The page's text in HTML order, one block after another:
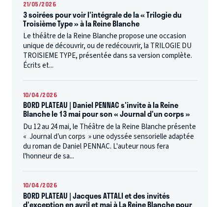
21/05/2026
3 soirées pour voir l'intégrale de la « Trilogie du
Troisième Type » à la Reine Blanche
Le théâtre de la Reine Blanche propose une occasion
unique de découvrir, ou de redécouvrir, la TRILOGIE DU
TROISIEME TYPE, présentée dans sa version complète.
Écrits et...
10/04/2026
BORD PLATEAU | Daniel PENNAC s'invite à la Reine
Blanche le 13 mai pour son « Journal d'un corps »
Du 12 au 24 mai, le Théâtre de la Reine Blanche présente
« Journal d’un corps » une odyssée sensorielle adaptée
du roman de Daniel PENNAC. L'auteur nous fera
l'honneur de sa...
10/04/2026
BORD PLATEAU | Jacques ATTALI et des invités
d'exception en avril et mai à La Reine Blanche pour